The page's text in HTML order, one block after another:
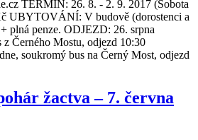
TERMÍN: 26. 8. - 2. 9. 2017 (Sobota
UBYTOVÁNÍ: V budově (dorostenci a
plná penze. ODJEZD: 26. srpna
Černého Mostu, odjezd 10:30
soukromý bus na Černý Most, odjezd
žactva – 7. června